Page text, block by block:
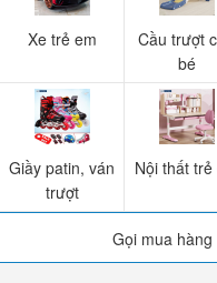
Xe trẻ em
Cầu trượt
bé
Giầy patin, ván
trượt
Nội thất trẻ
Gọi mua hàng